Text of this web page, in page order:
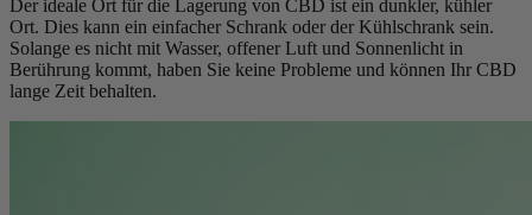
Der ideale Ort für die Lagerung von CBD ist ein dunkler, kühler
Ort. Dies kann ein einfacher Schrank oder der Kühlschrank sein.
Solange es nicht mit Wasser, offener Luft und Sonnenlicht in
Berührung kommt, haben Sie keine Probleme und können Ihr CBD
lange Zeit behalten.